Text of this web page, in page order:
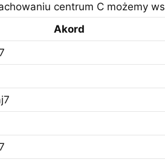
centrum C możemy
Akord